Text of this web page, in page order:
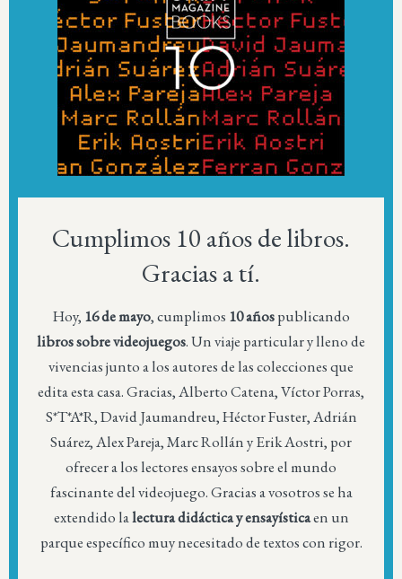
Cumplimos 10 años de libros.
Gracias a tí.
Hoy, 16 de mayo, cumplimos 10 añospublicando
libros sobre videojuegos. Un viaje particular y lleno de
vivencias junto a los autores de las colecciones que
edita esta casa. Gracias, Alberto Catena, Víctor Porras,
S*T*A*R, David Jaumandreu, Héctor Fuster, Adrián
Suárez, Alex Pareja, Marc Rollán y Erik Aostri, por
ofrecer a los lectores ensayos sobre el mundo
fascinante del videojuego. Gracias a vosotros se ha
extendido lalectura didáctica y ensayísticaen un
parque específico muy necesitado de textos con rigor.